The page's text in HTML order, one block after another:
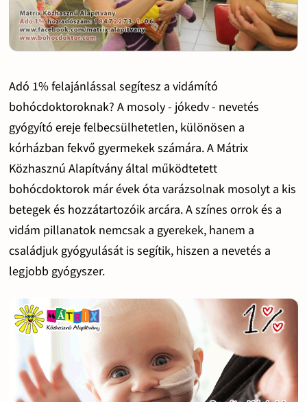
Adó 1% felajánlással segítesz a vidámító
bohócdoktoroknak? A mosoly - jókedv - nevetés
gyógyító ereje felbecsülhetetlen, különösen a
kórházban fekvő gyermekek számára. A Mátrix
Közhasznú Alapítvány által működtetett
bohócdoktorok már évek óta varázsolnak mosolyt a kis
betegek és hozzátartozóik arcára. A színes orrok és a
vidám pillanatok nemcsak a gyerekek, hanem a
családjuk gyógyulását is segítik, hiszen a nevetés a
legjobb gyógyszer.